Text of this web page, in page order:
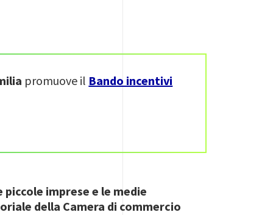
promuove il Bando incentivi
imprese e le medie
della Camera di commercio